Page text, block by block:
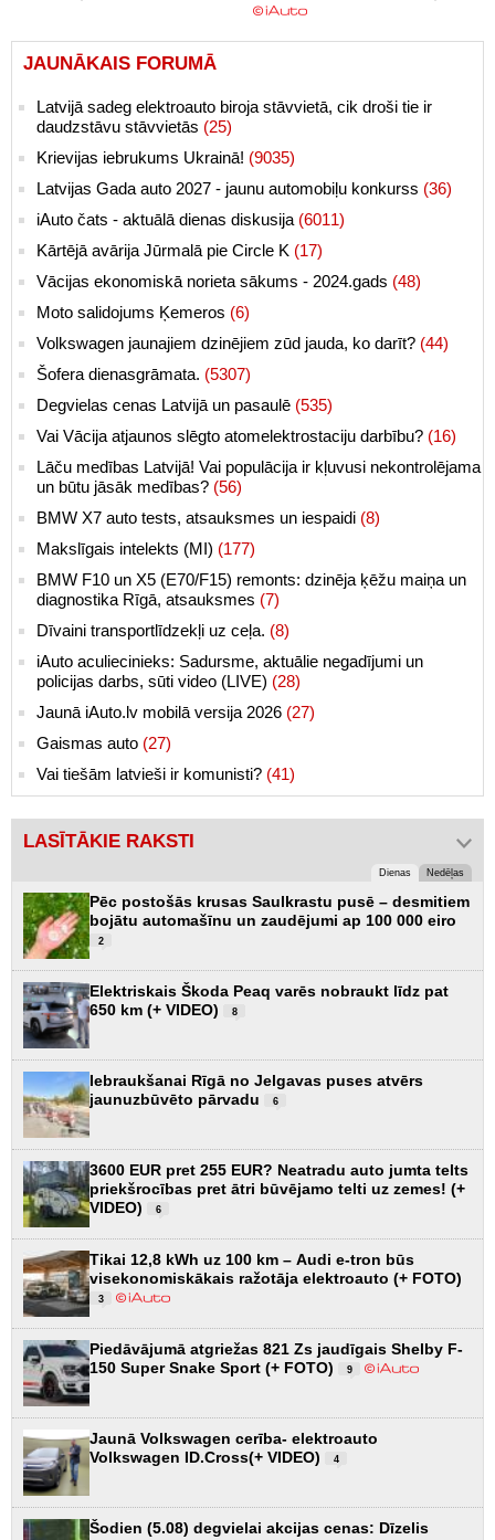
JAUNĀKAIS FORUMĀ
Latvijā sadeg elektroauto biroja stāvvietā, cik droši tie ir
daudzstāvu stāvvietās (25)
Krievijas iebrukums Ukrainā! (9035)
Latvijas Gada auto 2027 - jaunu automobiļu konkurss (36)
iAuto čats - aktuālā dienas diskusija (6011)
Kārtējā avārija Jūrmalā pie Circle K (17)
Vācijas ekonomiskā norieta sākums - 2024.gads (48)
Moto salidojums Ķemeros (6)
Volkswagen jaunajiem dzinējiem zūd jauda, ko darīt? (44)
Šofera dienasgrāmata. (5307)
Degvielas cenas Latvijā un pasaulē (535)
Vai Vācija atjaunos slēgto atomelektrostaciju darbību? (16)
Lāču medības Latvijā! Vai populācija ir kļuvusi nekontrolējama
un būtu jāsāk medības? (56)
BMW X7 auto tests, atsauksmes un iespaidi (8)
Makslīgais intelekts (MI) (177)
BMW F10 un X5 (E70/F15) remonts: dzinēja ķēžu maiņa un
diagnostika Rīgā, atsauksmes (7)
Dīvaini transportlīdzekļi uz ceļa. (8)
iAuto aculiecinieks: Sadursme, aktuālie negadījumi un
policijas darbs, sūti video (LIVE) (28)
Jaunā iAuto.lv mobilā versija 2026 (27)
Gaismas auto (27)
Vai tiešām latvieši ir komunisti? (41)
LASĪTĀKIE RAKSTI
Dienas Nedēļas
Pēc postošās krusas Saulkrastu pusē – desmitiem
bojātu automašīnu un zaudējumi ap 100 000 eiro
2
Elektriskais Škoda Peaq varēs nobraukt līdz pat
650 km (+ VIDEO)
8
Iebraukšanai Rīgā no Jelgavas puses atvērs
jaunuzbūvēto pārvadu
6
3600 EUR pret 255 EUR? Neatradu auto jumta telts
priekšrocības pret ātri būvējamo telti uz zemes! (+
VIDEO)
6
Tikai 12,8 kWh uz 100 km – Audi e-tron būs
visekonomiskākais ražotāja elektroauto (+ FOTO)
3
Piedāvājumā atgriežas 821 Zs jaudīgais Shelby F-
150 Super Snake Sport (+ FOTO)
9
Jaunā Volkswagen cerība- elektroauto
Volkswagen ID.Cross(+ VIDEO)
4
Šodien (5.08) degvielai akcijas cenas: Dīzelis